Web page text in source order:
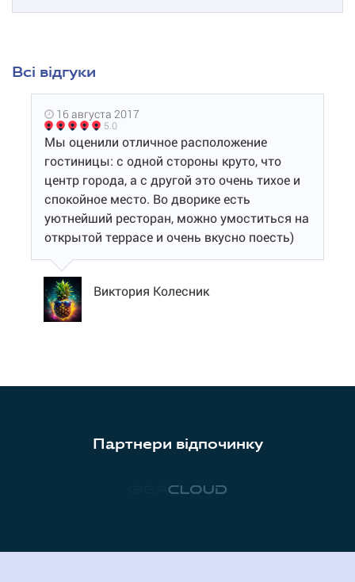
Всі відгуки
16 августа 2017
5.0
Мы оценили отличное расположение
гостиницы: с одной стороны круто, что
центр города, а с другой это очень тихое и
спокойное место. Во дворике есть
уютнейший ресторан, можно умоститься на
открытой террасе и очень вкусно поесть)
Виктория Колесник
Партнери відпочинку